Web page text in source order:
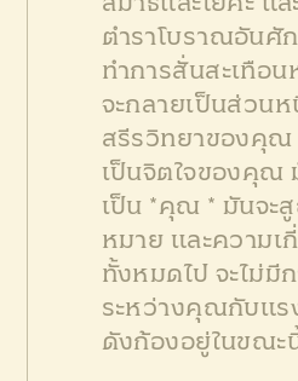
ตำราโบราณอันศั
ทำการสั่นสะเทือน
จะกลายเป็นส่วน
สรีรวิทยาของคุณ
เป็นจิตใจของคุณ
เป็น *คุณ * มันจะ
หมาย และความเ
ทั้งหมดไป จะไม่มี
ระหว่างคุณกับแร
ดังก้องอยู่ในขณะ